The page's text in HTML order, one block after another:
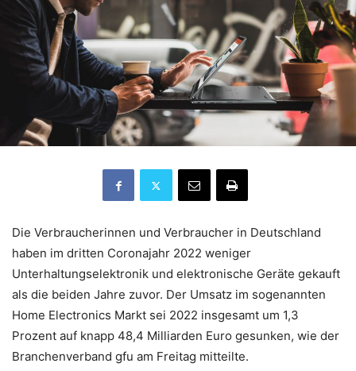
Die Verbraucherinnen und Verbraucher in Deutschland
haben im dritten Coronajahr 2022 weniger
Unterhaltungselektronik und elektronische Geräte gekauft
als die beiden Jahre zuvor. Der Umsatz im sogenannten
Home Electronics Markt sei 2022 insgesamt um 1,3
Prozent auf knapp 48,4 Milliarden Euro gesunken, wie der
Branchenverband gfu am Freitag mitteilte.